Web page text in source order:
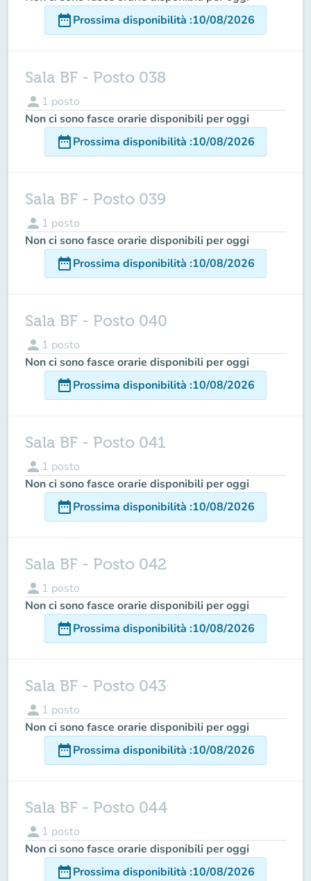
date_rangeProssima disponibilità :10/08/2026
Sala BF - Posto 038
person 1 posto
Non ci sono fasce orarie disponibili per oggi
date_rangeProssima disponibilità :10/08/2026
Sala BF - Posto 039
person 1 posto
Non ci sono fasce orarie disponibili per oggi
date_rangeProssima disponibilità :10/08/2026
Sala BF - Posto 040
person 1 posto
Non ci sono fasce orarie disponibili per oggi
date_rangeProssima disponibilità :10/08/2026
Sala BF - Posto 041
person 1 posto
Non ci sono fasce orarie disponibili per oggi
date_rangeProssima disponibilità :10/08/2026
Sala BF - Posto 042
person 1 posto
Non ci sono fasce orarie disponibili per oggi
date_rangeProssima disponibilità :10/08/2026
Sala BF - Posto 043
person 1 posto
Non ci sono fasce orarie disponibili per oggi
date_rangeProssima disponibilità :10/08/2026
Sala BF - Posto 044
person 1 posto
Non ci sono fasce orarie disponibili per oggi
date_rangeProssima disponibilità :10/08/2026